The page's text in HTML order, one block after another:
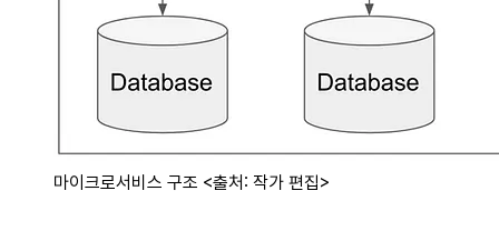
마이크로서비스 구조 <출처: 작가 편집>